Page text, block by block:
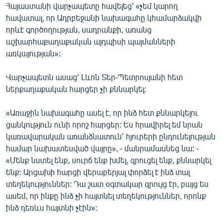
Հայաստանի վարչապետը հավելեց՝ «չեմ կարող
հավատալ, որ Ադրբեջանի նախագահը կհամարձակվի
որևէ գործողության, սադրանքի, առանց
աշխարհաքաղաքական այդպիսի պայմանների
առկայության»:
Վարչապետն ասաց՝ Լևոն Տեր-Պետրոսյանի հետ
ներքաղաքական հարցեր չի քննարկել:
«Առաջին նախագահը ասել է, որ ինձ հետ քննարկելու
ցանկություն ունի որոշ հարցեր: Ես հրավիրել եմ նրան
կառավարական առանձնատուն՝ հյուրերի ընդունելության
համար նախատեսված վայրը», - մանրամասնեց նա: -
«Մենք նստել ենք, սուրճ ենք խմել, զրուցել ենք, քննարկել
ենք: Արցախի հարցի վերաբերյալ փորձել է ինձ տալ
տեղեկություններ: Դա շատ օգտակար զրույց էր, բայց ես
ասեմ, որ ինքը ինձ չի հայտնել տեղեկություններ, որոնք
ինձ դեռևս հայտնի չէին»: